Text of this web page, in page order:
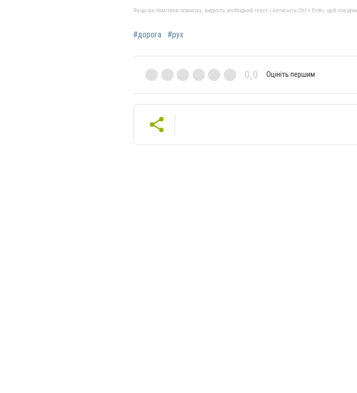
Якщо ви помітили помилку, виділіть необхідний текст і натисніть Ctrl + Enter, щоб
#дорога #рух
0,0 Оцініть першим